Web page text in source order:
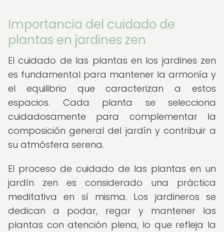
Importancia del cuidado de
plantas en jardines zen
El cuidado de las plantas en los jardines zen
es fundamental para mantener la armonía y
el equilibrio que caracterizan a estos
espacios. Cada planta se selecciona
cuidadosamente para complementar la
composición general del jardín y contribuir a
su atmósfera serena.
El proceso de cuidado de las plantas en un
jardín zen es considerado una práctica
meditativa en sí misma. Los jardineros se
dedican a podar, regar y mantener las
plantas con atención plena, lo que refleja la